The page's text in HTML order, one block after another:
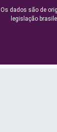
Os dados são de
legislação